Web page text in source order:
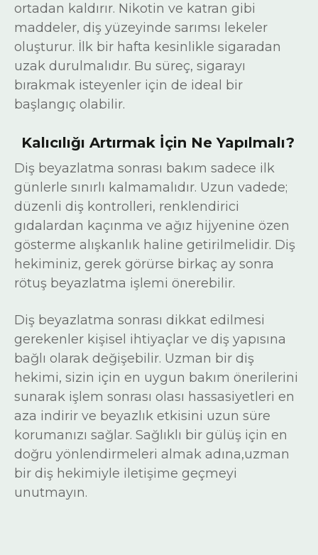
ortadan kaldırır. Nikotin ve katran gibi
maddeler, diş yüzeyinde sarımsı lekeler
oluşturur. İlk bir hafta kesinlikle sigaradan
uzak durulmalıdır. Bu süreç, sigarayı
bırakmak isteyenler için de ideal bir
başlangıç olabilir.
Kalıcılığı Artırmak İçin Ne Yapılmalı?
Diş beyazlatma sonrası bakım sadece ilk
günlerle sınırlı kalmamalıdır. Uzun vadede;
düzenli diş kontrolleri, renklendirici
gıdalardan kaçınma ve ağız hijyenine özen
gösterme alışkanlık haline getirilmelidir. Diş
hekiminiz, gerek görürse birkaç ay sonra
rötuş beyazlatma işlemi önerebilir.
Diş beyazlatma sonrası dikkat edilmesi
gerekenler kişisel ihtiyaçlar ve diş yapısına
bağlı olarak değişebilir. Uzman bir diş
hekimi, sizin için en uygun bakım önerilerini
sunarak işlem sonrası olası hassasiyetleri en
aza indirir ve beyazlık etkisini uzun süre
korumanızı sağlar. Sağlıklı bir gülüş için en
doğru yönlendirmeleri almak adına,uzman
bir diş hekimiyle iletişime geçmeyi
unutmayın.